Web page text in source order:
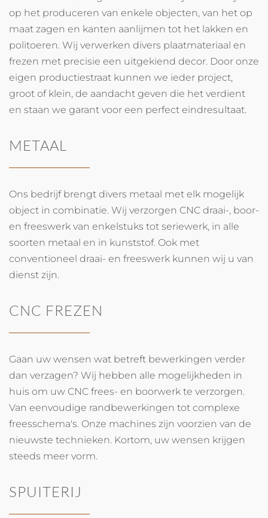
op het produceren van enkele objecten, van het op
maat zagen en kanten aanlijmen tot het lakken en
politoeren. Wij verwerken divers plaatmateriaal en
frezen met precisie een uitgekiend decor. Door onze
eigen productiestraat kunnen we ieder project,
groot of klein, de aandacht geven die het verdient
en staan we garant voor een perfect eindresultaat.
METAAL
Ons bedrijf brengt divers metaal met elk mogelijk
object in combinatie. Wij verzorgen CNC draai-, boor-
en freeswerk van enkelstuks tot seriewerk, in alle
soorten metaal en in kunststof. Ook met
conventioneel draai- en freeswerk kunnen wij u van
dienst zijn.
CNC FREZEN
Gaan uw wensen wat betreft bewerkingen verder
dan verzagen? Wij hebben alle mogelijkheden in
huis om uw CNC frees- en boorwerk te verzorgen.
Van eenvoudige randbewerkingen tot complexe
freesschema's. Onze machines zijn voorzien van de
nieuwste technieken. Kortom, uw wensen krijgen
steeds meer vorm.
SPUITERIJ